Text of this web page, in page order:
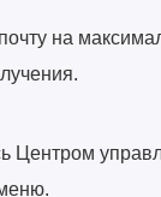
на
Центром